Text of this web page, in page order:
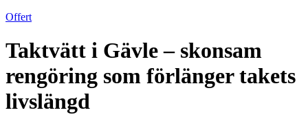
Offert
Taktvätt i Gävle – skonsam
rengöring som förlänger takets
livslängd